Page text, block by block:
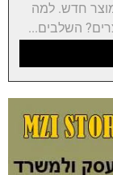
חדש. למה
השלבים...